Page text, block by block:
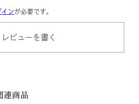
インが必要です。
レビューを書く
連商品